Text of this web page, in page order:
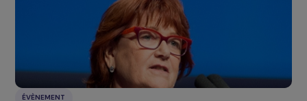
INTERVIEWS
Interview de Marina Ogier : Femmes &